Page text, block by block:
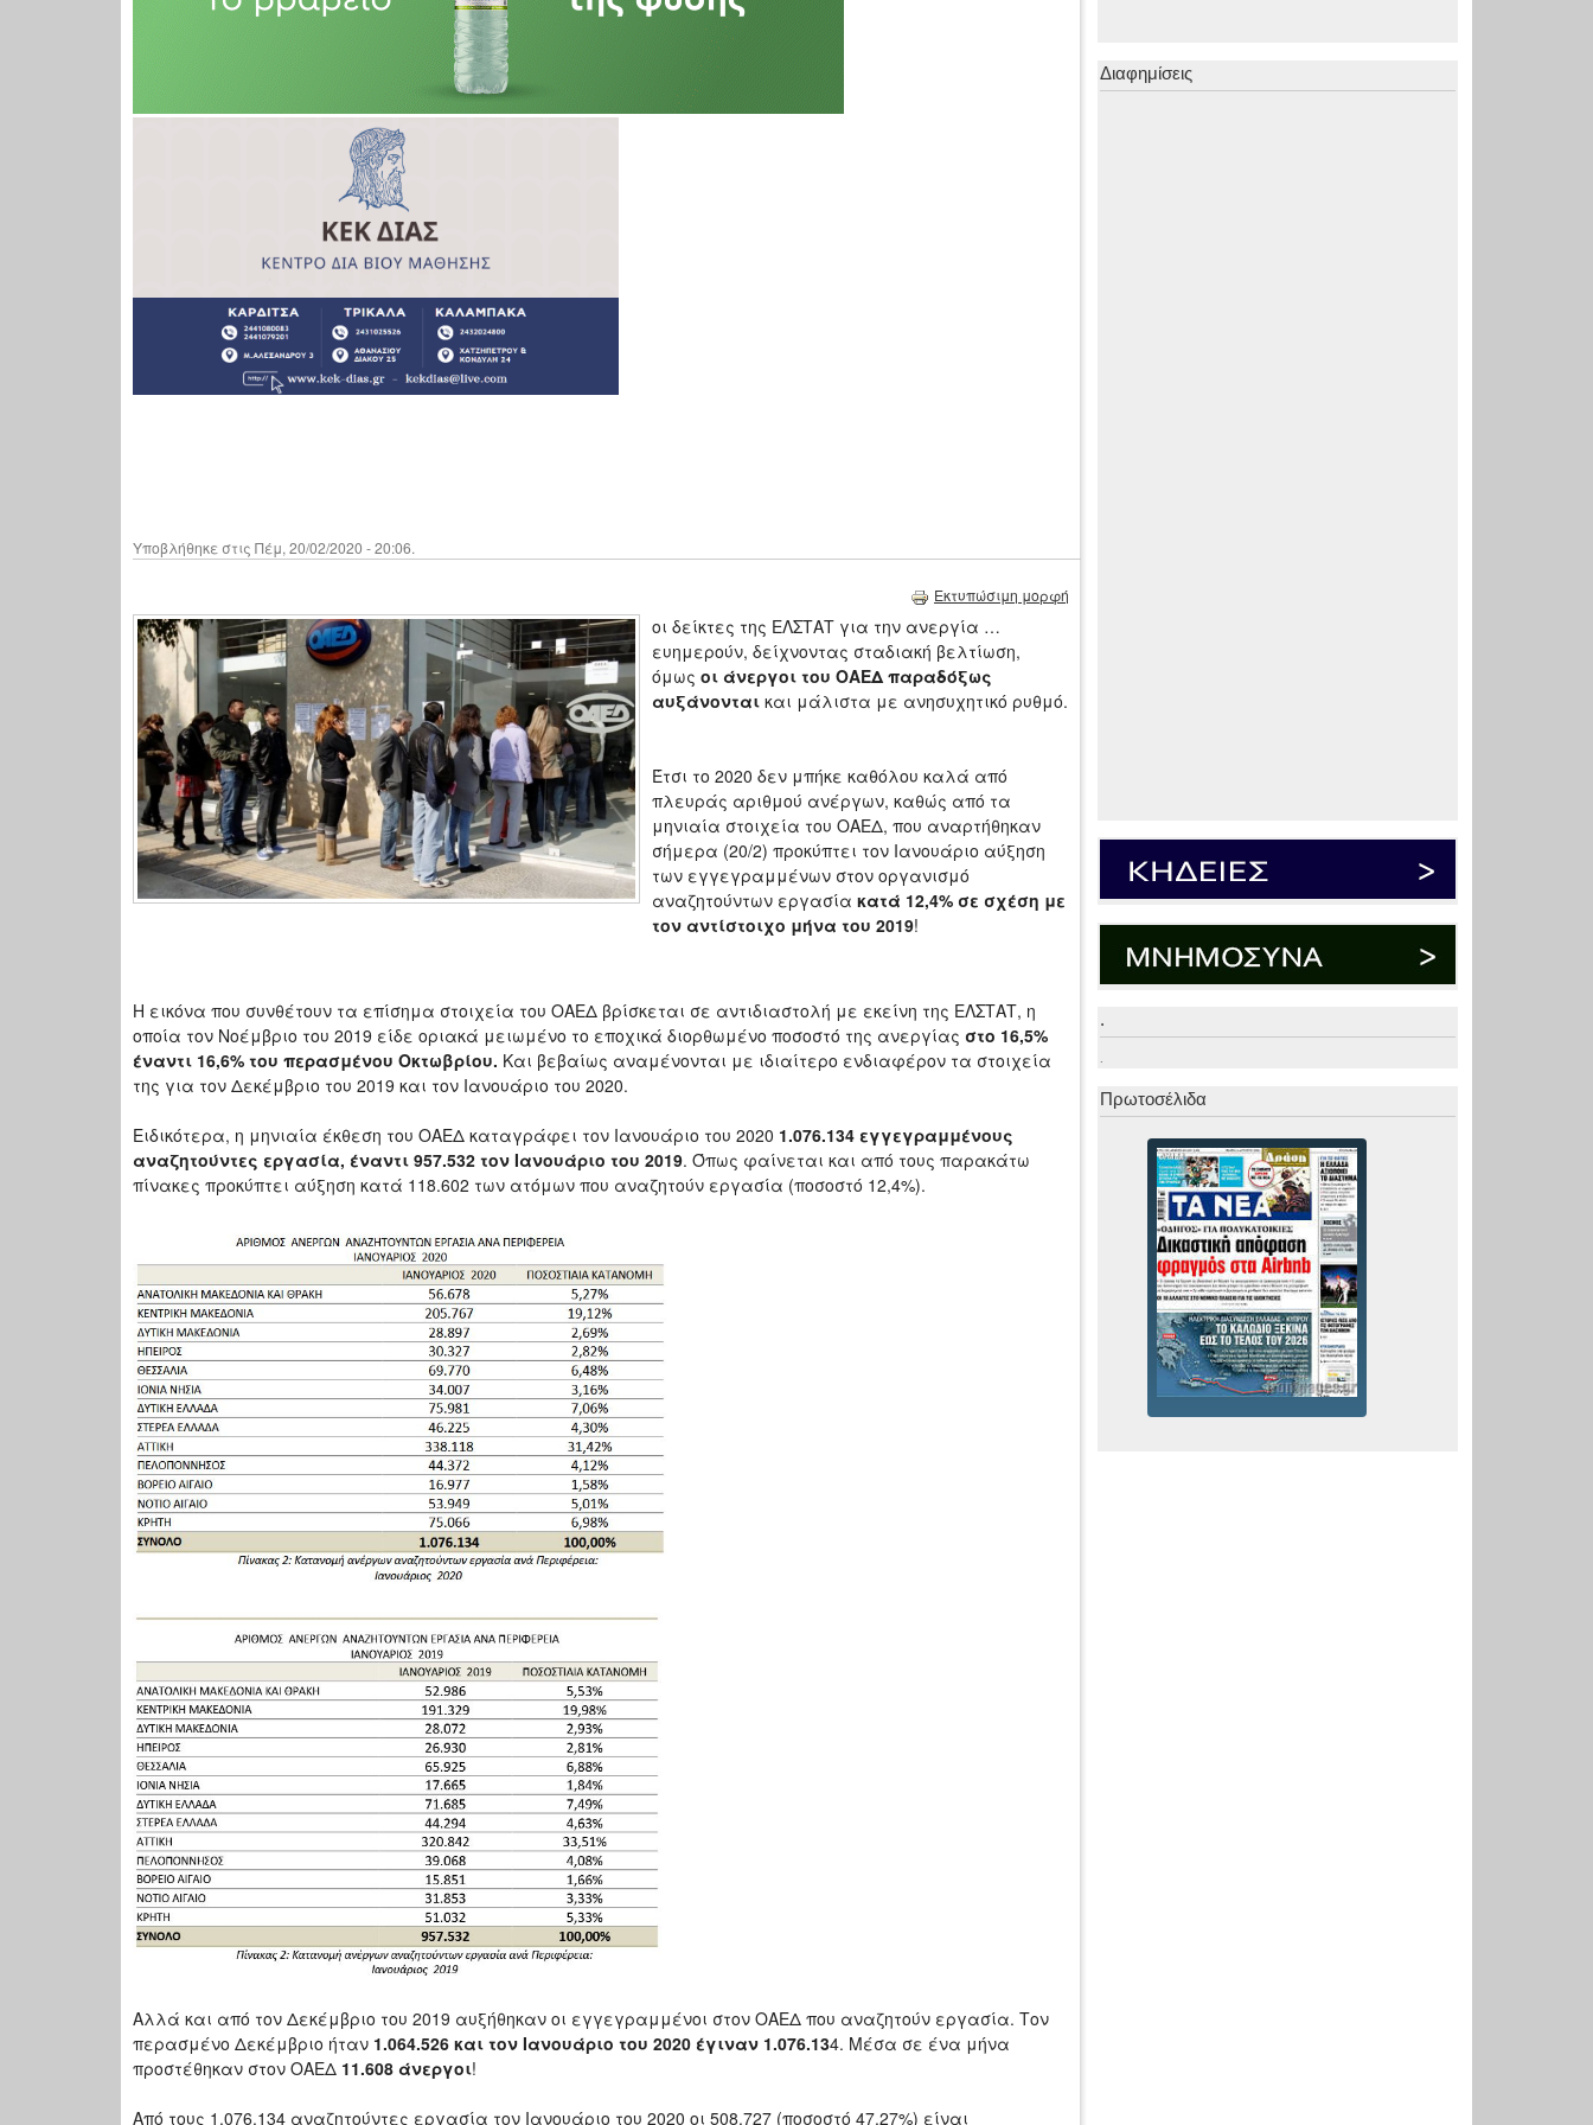
Υποβλήθηκε στις Πέμ, 20/02/2020 - 20:06.
Εκτυπώσιμη μορφή
oι δείκτες της ΕΛΣΤΑΤ για την ανεργία …
ευημερούν, δείχνοντας σταδιακή βελτίωση,
όμως οι άνεργοι του ΟΑΕΔ παραδόξως
αυξάνονται και μάλιστα με ανησυχητικό ρυθμό.
Έτσι το 2020 δεν μπήκε καθόλου καλά από
πλευράς αριθμού ανέργων, καθώς από τα
μηνιαία στοιχεία του ΟΑΕΔ, που αναρτήθηκαν
σήμερα (20/2) προκύπτει τον Ιανουάριο αύξηση
των εγγεγραμμένων στον οργανισμό
αναζητούντων εργασία κατά 12,4% σε σχέση με
τον αντίστοιχο μήνα του 2019!
Η εικόνα που συνθέτουν τα επίσημα στοιχεία του ΟΑΕΔ βρίσκεται σε αντιδιαστολή με εκείνη της ΕΛΣΤΑΤ, η
οποία τον Νοέμβριο του 2019 είδε οριακά μειωμένο το εποχικά διορθωμένο ποσοστό της ανεργίας στο 16,5%
έναντι 16,6% του περασμένου Οκτωβρίου. Και βεβαίως αναμένονται με ιδιαίτερο ενδιαφέρον τα στοιχεία
της για τον Δεκέμβριο του 2019 και τον Ιανουάριο του 2020.
Ειδικότερα, η μηνιαία έκθεση του ΟΑΕΔ καταγράφει τον Ιανουάριο του 2020 1.076.134 εγγεγραμμένους
αναζητούντες εργασία, έναντι 957.532 τον Ιανουάριο του 2019. Όπως φαίνεται και από τους παρακάτω
πίνακες προκύπτει αύξηση κατά 118.602 των ατόμων που αναζητούν εργασία (ποσοστό 12,4%).
Αλλά και από τον Δεκέμβριο του 2019 αυξήθηκαν οι εγγεγραμμένοι στον ΟΑΕΔ που αναζητούν εργασία. Τον
περασμένο Δεκέμβριο ήταν 1.064.526 και τον Ιανουάριο του 2020 έγιναν 1.076.134. Μέσα σε ένα μήνα
προστέθηκαν στον ΟΑΕΔ 11.608 άνεργοι!
Από τους 1.076.134 αναζητούντες εργασία τον Ιανουάριο του 2020 οι 508.727 (ποσοστό 47,27%) είναι
Διαφημίσεις
.
.
Πρωτοσέλιδα